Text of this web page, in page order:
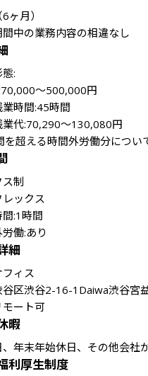
ヶ月）
態:
～500,000円
業時間:45時間
業代:70,290～130,080円
超える時間外労働分につい
ス制
レックス
間:1時間
細
ィス
谷区渋谷2-16-1Daiwa渋谷宮
ート可
暇
年末年始休日、その他会社
利厚生制度